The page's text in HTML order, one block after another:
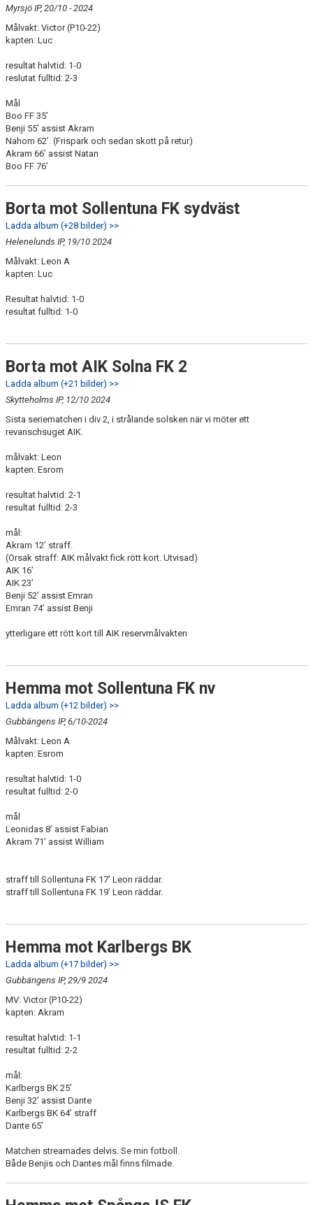
Myrsjö IP, 20/10 - 2024
Målvakt: Victor (P10-22)
kapten: Luc
resultat halvtid: 1-0
reslutat fulltid: 2-3
Mål
Boo FF 35’
Benji 55’ assist Akram
Nahom 62’. (Frispark och sedan skott på retur)
Akram 66’ assist Natan
Boo FF 76’
Borta mot Sollentuna FK sydväst
Ladda album (+28 bilder) >>
Helenelunds IP, 19/10 2024
Målvakt: Leon A
kapten: Luc
Resultat halvtid: 1-0
resultat fulltid: 1-0
Borta mot AIK Solna FK 2
Ladda album (+21 bilder) >>
Skytteholms IP, 12/10 2024
Sista seriematchen i div 2, i strålande solsken när vi möter ett
revanschsuget AIK.
målvakt: Leon
kapten: Esrom
resultat halvtid: 2-1
resultat fulltid: 2-3
mål:
Akram 12’ straff.
(Orsak straff: AIK målvakt fick rött kort. Utvisad)
AIK 16’
AIK 23’
Benji 52’ assist Emran
Emran 74’ assist Benji
ytterligare ett rött kort till AIK reservmålvakten
Hemma mot Sollentuna FK nv
Ladda album (+12 bilder) >>
Gubbängens IP, 6/10-2024
Målvakt: Leon A
kapten: Esrom
resultat halvtid: 1-0
resultat fulltid: 2-0
mål
Leonidas 8’ assist Fabian
Akram 71’ assist William
straff till Sollentuna FK 17’ Leon räddar.
straff till Sollentuna FK 19’ Leon räddar.
Hemma mot Karlbergs BK
Ladda album (+17 bilder) >>
Gubbängens IP, 29/9 2024
MV: Victor (P10-22)
kapten: Akram
resultat halvtid: 1-1
resultat fulltid: 2-2
mål:
Karlbergs BK 25’
Benji 32’ assist Dante
Karlbergs BK 64’ straff
Dante 65’
Matchen streamades delvis. Se min fotboll.
Både Benjis och Dantes mål finns filmade.